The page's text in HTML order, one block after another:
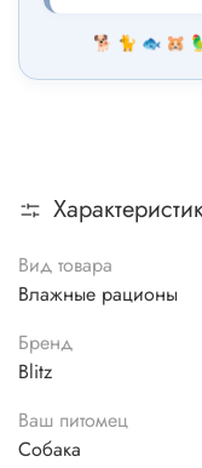
🐕 🐈 🐟 🐹 🦜
Вид товара
Влажные рационы
Бренд
Blitz
Ваш питомец
Собака